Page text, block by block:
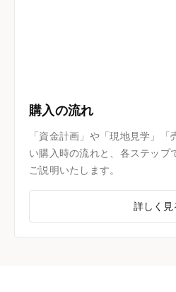
購入の流れ
「資金計画」や「現地見学」「
い購入時の流れと、各ステップ
ご説明いたします。
詳しく見